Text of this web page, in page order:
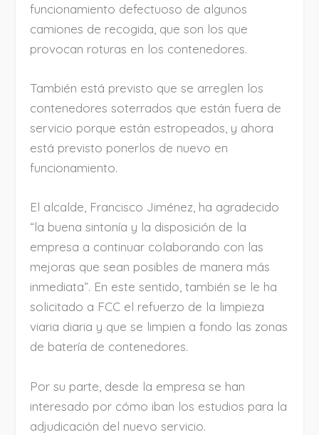
funcionamiento defectuoso de algunos
camiones de recogida, que son los que
provocan roturas en los contenedores.
También está previsto que se arreglen los
contenedores soterrados que están fuera de
servicio porque están estropeados, y ahora
está previsto ponerlos de nuevo en
funcionamiento.
El alcalde, Francisco Jiménez, ha agradecido
“la buena sintonía y la disposición de la
empresa a continuar colaborando con las
mejoras que sean posibles de manera más
inmediata”. En este sentido, también se le ha
solicitado a FCC el refuerzo de la limpieza
viaria diaria y que se limpien a fondo las zonas
de batería de contenedores.
Por su parte, desde la empresa se han
interesado por cómo iban los estudios para la
adjudicación del nuevo servicio.